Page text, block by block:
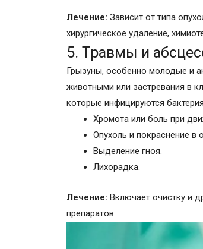
Лечение: Зависит от типа
хирургическое удаление,
5. Травмы и
Грызуны, особенно молодые и
животными или застревания в
которые инфицируются
Хромота или боль при
Опухоль и покраснение в
Выделение гноя.
Лихорадка.
Лечение: Включает очистку и
препаратов.